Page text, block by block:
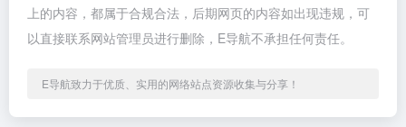
上的内容，都属于合规合法，后期网页的内容如出现违规，可
以直接联系网站管理员进行删除，E导航不承担任何责任。
E导航致力于优质、实用的网络站点资源收集与分享！